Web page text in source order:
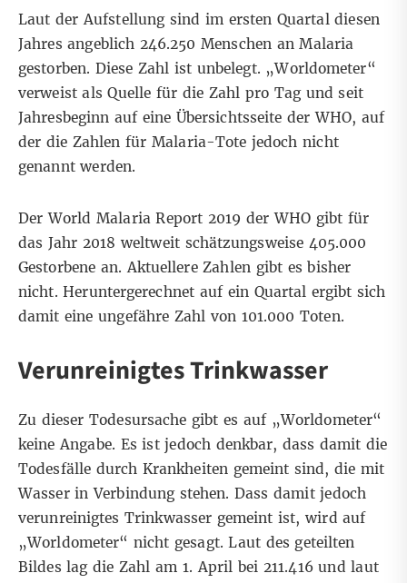
Laut der Aufstellung sind im ersten Quartal diesen
Jahres angeblich 246.250 Menschen an Malaria
gestorben. Diese Zahl ist unbelegt. „Worldometer“
verweist als Quelle für die Zahl pro Tag und seit
Jahresbeginn auf eine Übersichtsseite der WHO, auf
der die Zahlen für Malaria-Tote jedoch nicht
genannt werden.
DerWorld Malaria Report 2019 der WHO gibt für
das Jahr 2018 weltweit schätzungsweise 405.000
Gestorbene an. Aktuellere Zahlen gibt es bisher
nicht. Heruntergerechnet auf ein Quartal ergibt sich
damit eine ungefähre Zahl von 101.000 Toten.
Verunreinigtes Trinkwasser
Zu dieser Todesursache gibt es auf „Worldometer“
keine Angabe. Es ist jedoch denkbar, dass damit die
Todesfälle durch Krankheiten gemeint sind, die mit
Wasser in Verbindung stehen. Dass damit jedoch
verunreinigtes Trinkwasser gemeint ist, wird auf
„Worldometer“ nicht gesagt. Laut des geteilten
Bildes lag die Zahl am 1. April bei 211.416 und laut